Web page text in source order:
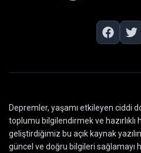
Depremler, yaşamı etkileyen ciddi
toplumu bilgilendirmek ve hazırlıklı
geliştirdiğimiz bu açık kaynak
güncel ve doğru bilgileri sağlamayı